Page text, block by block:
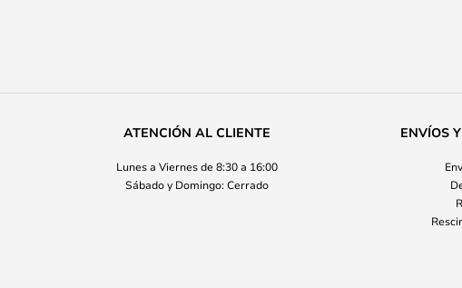
ATENCIÓN AL CLIENTE
Lunes a Viernes de 8:30 a 16:00
Sábado y Domingo: Cerrado
ENVÍOS